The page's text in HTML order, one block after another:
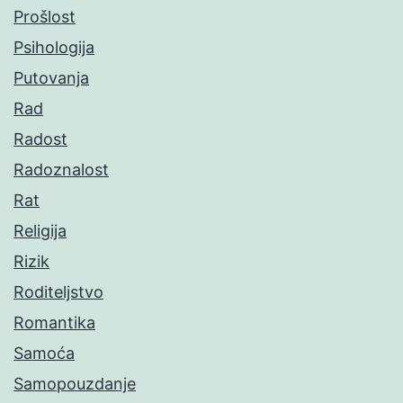
Prošlost
Psihologija
Putovanja
Rad
Radost
Radoznalost
Rat
Religija
Rizik
Roditeljstvo
Romantika
Samoća
Samopouzdanje